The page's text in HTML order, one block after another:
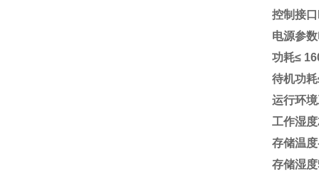
控制接
电源参
功耗≤
待机功
运行环
工作湿
存储温
存储湿